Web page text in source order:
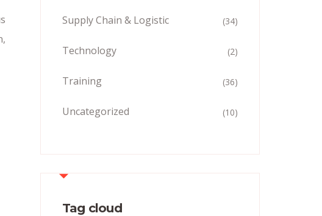
Supply Chain & Logistic (34)
Technology (2)
Training (36)
Uncategorized (10)
Tag cloud